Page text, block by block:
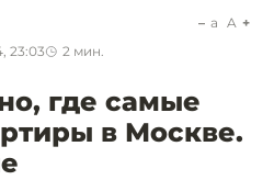
23:03 2 мин.
a A
где самые
в Москве.